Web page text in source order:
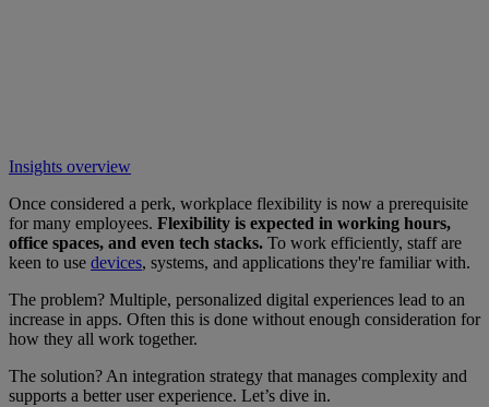
Insights overview
Once considered a perk, workplace flexibility is now a prerequisite
for many employees. Flexibility is expected in working hours,
office spaces, and even tech stacks. To work efficiently, staff are
keen to use devices, systems, and applications they're familiar with.
The problem? Multiple, personalized digital experiences lead to an
increase in apps. Often this is done without enough consideration for
how they all work together.
The solution? An integration strategy that manages complexity and
supports a better user experience. Let’s dive in.